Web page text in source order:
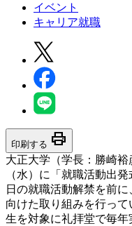
イベント
キャリア就職
印刷する print
大正大学（学長：勝崎裕
（水）に「就職活動出
日の就職活動解禁を前
向けた取り組みを行っ
生を対象に礼拝堂で毎年